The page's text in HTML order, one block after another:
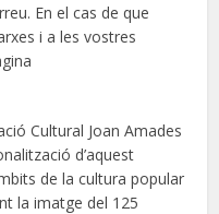
En el cas de que
i a les vostres
Cultural Joan Amades
d’aquest
de la cultura popular
la imatge del 125